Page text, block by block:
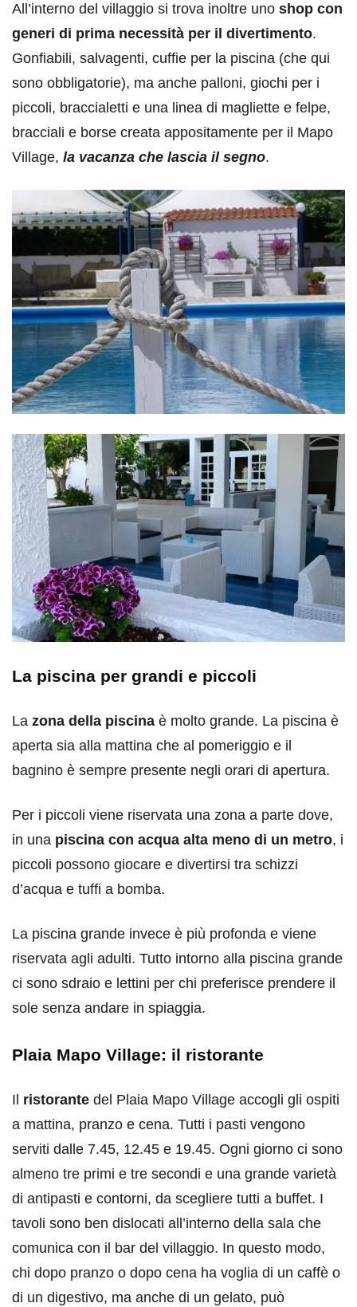
All’interno del villaggio si trova inoltre uno shop con
generi di prima necessità per il divertimento.
Gonfiabili, salvagenti, cuffie per la piscina (che qui
sono obbligatorie), ma anche palloni, giochi per i
piccoli, braccialetti e una linea di magliette e felpe,
bracciali e borse creata appositamente per il Mapo
Village, la vacanza che lascia il segno.
La piscina per grandi e piccoli
La zona della piscina è molto grande. La piscina è
aperta sia alla mattina che al pomeriggio e il
bagnino è sempre presente negli orari di apertura.
Per i piccoli viene riservata una zona a parte dove,
in una piscina con acqua alta meno di un metro, i
piccoli possono giocare e divertirsi tra schizzi
d’acqua e tuffi a bomba.
La piscina grande invece è più profonda e viene
riservata agli adulti. Tutto intorno alla piscina grande
ci sono sdraio e lettini per chi preferisce prendere il
sole senza andare in spiaggia.
Plaia Mapo Village: il ristorante
Il ristorante del Plaia Mapo Village accogli gli ospiti
a mattina, pranzo e cena. Tutti i pasti vengono
serviti dalle 7.45, 12.45 e 19.45. Ogni giorno ci sono
almeno tre primi e tre secondi e una grande varietà
di antipasti e contorni, da scegliere tutti a buffet. I
tavoli sono ben dislocati all’interno della sala che
comunica con il bar del villaggio. In questo modo,
chi dopo pranzo o dopo cena ha voglia di un caffè o
di un digestivo, ma anche di un gelato, può